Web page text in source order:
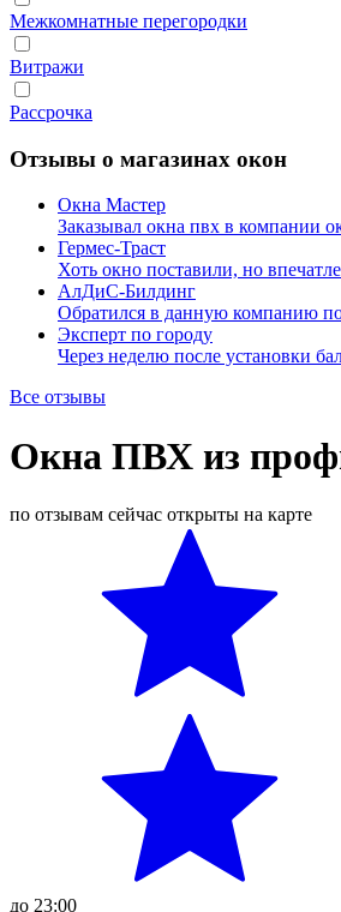
Межкомнатные перегородки
Витражи
Рассрочка
Отзывы о магазинах окон
Окна Мастер
Заказывал окна пвх в компании
Гермес-Траст
Хоть окно поставили, но
АлДиС-Билдинг
Обратился в данную компанию
Эксперт по городу
Через неделю после установки
Все отзывы
Окна ПВХ из
по отзывам сейчас открыты на карте
до 23:00